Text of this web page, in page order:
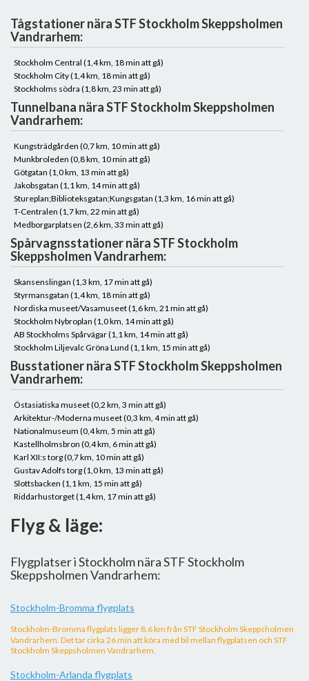
Tågstationer nära STF Stockholm Skeppsholmen
Vandrarhem:
Stockholm Central (1,4 km, 18 min att gå)
Stockholm City (1,4 km, 18 min att gå)
Stockholms södra (1,8 km, 23 min att gå)
Tunnelbana nära STF Stockholm Skeppsholmen
Vandrarhem:
Kungsträdgården (0,7 km, 10 min att gå)
Munkbroleden (0,8 km, 10 min att gå)
Götgatan (1,0 km, 13 min att gå)
Jakobsgatan (1,1 km, 14 min att gå)
Stureplan;Biblioteksgatan;Kungsgatan (1,3 km, 16 min att gå)
T-Centralen (1,7 km, 22 min att gå)
Medborgarplatsen (2,6 km, 33 min att gå)
Spårvagnsstationer nära STF Stockholm
Skeppsholmen Vandrarhem:
Skansenslingan (1,3 km, 17 min att gå)
Styrmansgatan (1,4 km, 18 min att gå)
Nordiska museet/Vasamuseet (1,6 km, 21 min att gå)
Stockholm Nybroplan (1,0 km, 14 min att gå)
AB Stockholms Spårvägar (1,1 km, 14 min att gå)
Stockholm Liljevalc Gröna Lund (1,1 km, 15 min att gå)
Busstationer nära STF Stockholm Skeppsholmen
Vandrarhem:
Östasiatiska museet (0,2 km, 3 min att gå)
Arkitektur-/Moderna museet (0,3 km, 4 min att gå)
Nationalmuseum (0,4 km, 5 min att gå)
Kastellholmsbron (0,4 km, 6 min att gå)
Karl XII:s torg (0,7 km, 10 min att gå)
Gustav Adolfs torg (1,0 km, 13 min att gå)
Slottsbacken (1,1 km, 15 min att gå)
Riddarhustorget (1,4 km, 17 min att gå)
Flyg & läge:
Flygplatser i Stockholm nära STF Stockholm
Skeppsholmen Vandrarhem:
Stockholm-Bromma flygplats
Stockholm-Bromma flygplats ligger 8.6 km från STF Stockholm Skeppsholmen
Vandrarhem. Det tar cirka 26 min att köra med bil mellan flygplatsen och STF
Stockholm Skeppsholmen Vandrarhem.
Stockholm-Arlanda flygplats